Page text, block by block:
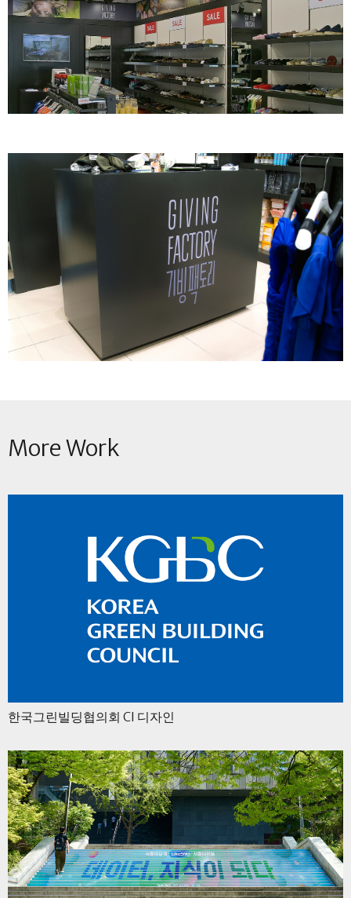
More Work
한국그린빌딩협의회 CI 디자인